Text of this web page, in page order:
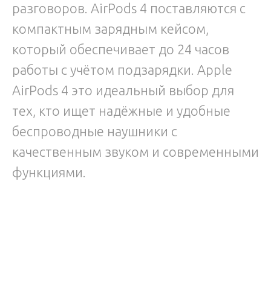
разговоров. AirPods 4 поставляются с
компактным зарядным кейсом,
который обеспечивает до 24 часов
работы с учётом подзарядки. Apple
AirPods 4 это идеальный выбор для
тех, кто ищет надёжные и удобные
беспроводные наушники с
качественным звуком и современными
функциями.